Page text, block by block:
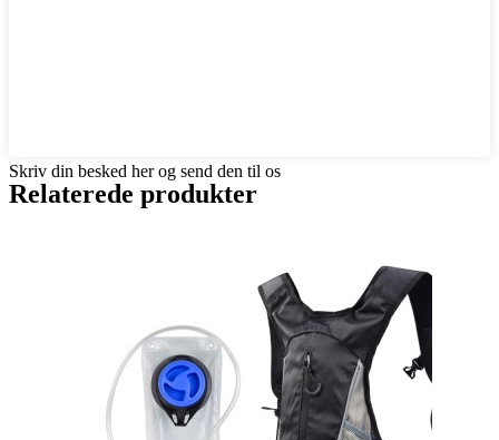
Skriv din besked her og send den til os
Relaterede produkter